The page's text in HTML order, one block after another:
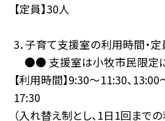
【定員】30人
3．子育て支援室の利用時間・
●● 支援室は小牧市民限定
【利用時間】9:30〜11:30、
17:30
（入れ替え制とし、1日1回まで